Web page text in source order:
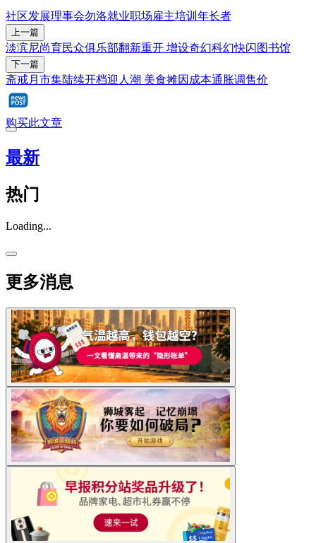
社区发展理事会勿洛就业职场雇主培训 年长者
上一篇
淡滨尼尚育民众俱乐部翻新重开 增设奇幻科幻快闪图书馆
下一篇
斋戒月市集陆续开档迎人潮 美食摊因成本通胀调售价
购买此文章
最新
热门
Loading...
更多消息